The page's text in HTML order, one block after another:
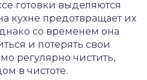
готовки выделяются
кухне предотвращает их
со временем она
и потерять свои
регулярно чистить,
в чистоте.